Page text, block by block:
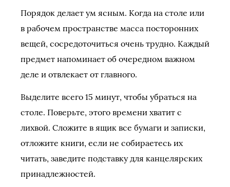
Порядок делает ум ясным. Когда на столе или
в рабочем пространстве масса посторонних
вещей, сосредоточиться очень трудно. Каждый
предмет напоминает об очередном важном
деле и отвлекает от главного.
Выделите всего 15 минут, чтобы убраться на
столе. Поверьте, этого времени хватит с
лихвой. Сложите в ящик все бумаги и записки,
отложите книги, если не собираетесь их
читать, заведите подставку для канцелярских
принадлежностей.